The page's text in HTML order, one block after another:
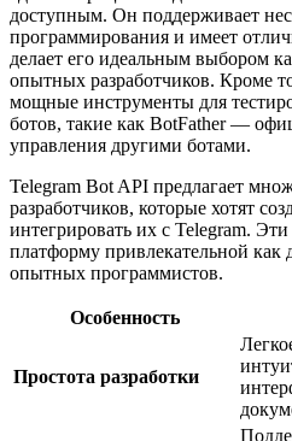
доступным. Он поддерживает
программирования и имеет
делает его идеальным выбором
опытных разработчиков. Кроме
мощные инструменты для
ботов, такие как BotFather —
управления другими ботами.
Telegram Bot API предлагает
разработчиков, которые хотят
интегрировать их с Telegram.
платформу привлекательной как
опытных программистов.
Особенность
Простота разработки